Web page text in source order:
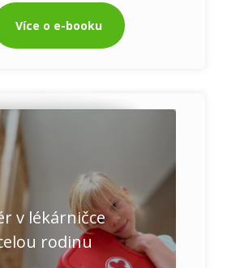
Více o e-booku
v lékárničce
rodinu